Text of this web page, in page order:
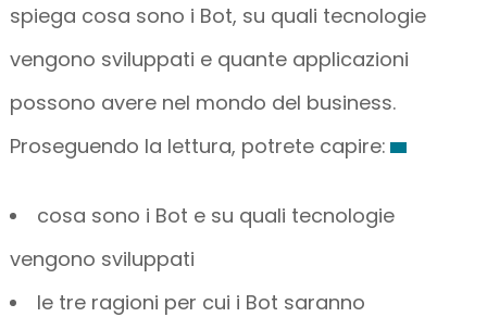
spiega cosa sono i Bot, su quali tecnologie
vengono sviluppati e quante applicazioni
possono avere nel mondo del business.
Proseguendo la lettura, potrete capire:
cosa sono i Bot e su quali tecnologie
vengono sviluppati
le tre ragioni per cui i Bot saranno